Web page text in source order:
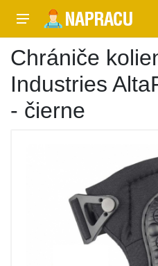
Chrániče
Industries
- čierne